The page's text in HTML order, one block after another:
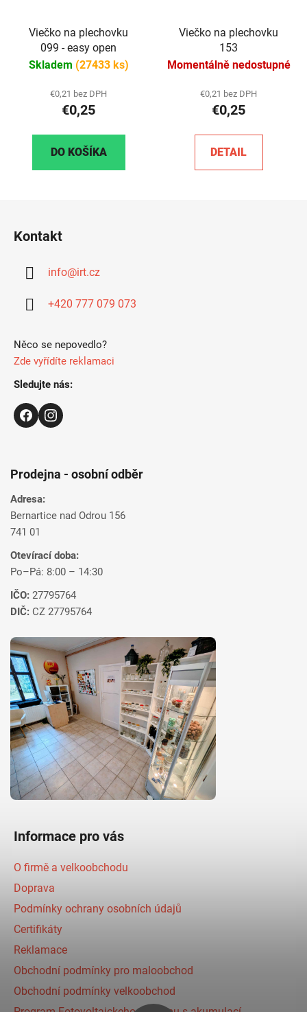
Viečko na plechovku
099 - easy open
Skladem (27433 ks)
€0,21 bez DPH
€0,25
DO KOŠÍKA
Viečko na plechovku
153
Momentálně nedostupné
€0,21 bez DPH
€0,25
DETAIL
Kontakt
info@irt.cz
+420 777 079 073
Něco se nepovedlo?
Zde vyřídíte reklamaci
Sledujte nás:
Prodejna - osobní odběr
Adresa:
Bernartice nad Odrou 156
741 01
Otevírací doba:
Po–Pá: 8:00 – 14:30
IČO: 27795764
DIČ: CZ 27795764
Informace pro vás
O firmě a velkoobchodu
Doprava
Podmínky ochrany osobních údajů
Certifikáty
Reklamace
Obchodní podmínky pro maloobchod
Obchodní podmínky velkoobchod